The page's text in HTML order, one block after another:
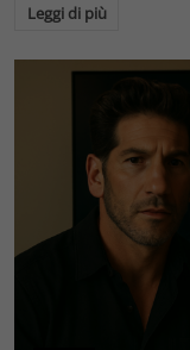
Leggi di più